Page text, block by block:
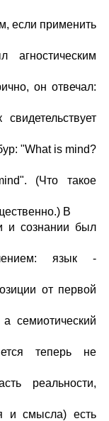
если применить
он отвечал:
"What is mind?
(Что такое
В
и сознании был
язык -
от первой
семиотический
теперь не
реальности,
и смысла) есть